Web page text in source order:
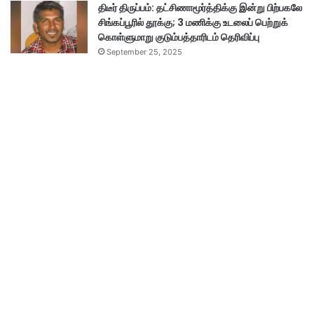
திடீர் திருப்பம்: தட்சிணாமூர்த்திக்கு இன்று பிற்பகலே
சிங்கப்பூரில் தூக்கு; 3 மணிக்கு உடலைப் பெற்றுக்
கொள்ளுமாறு குடும்பத்தாரிடம் தெரிவிப்பு
September 25, 2025